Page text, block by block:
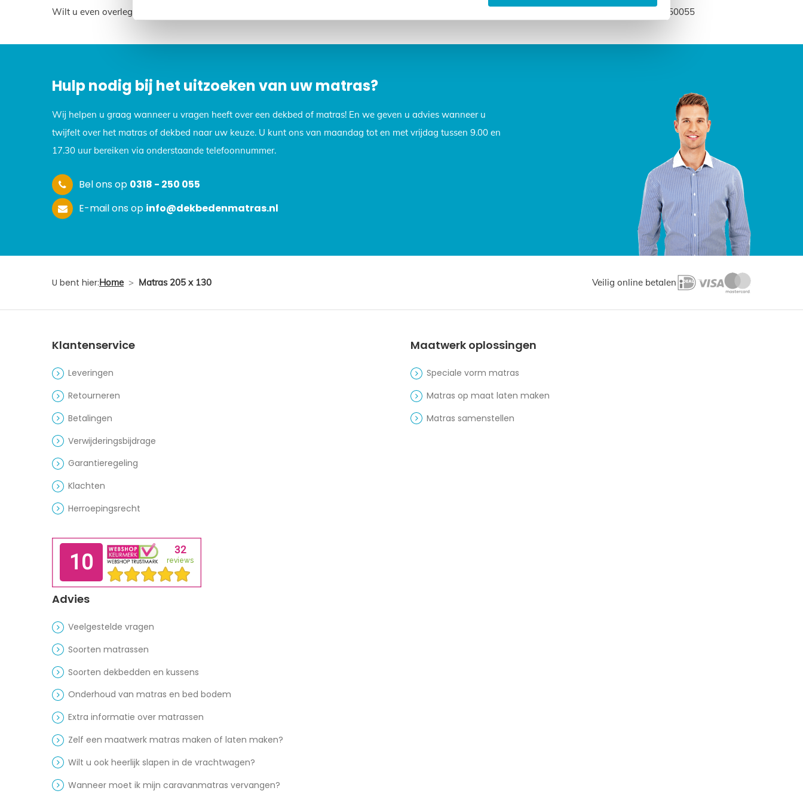
Wilt u even overleggen? Neem dan contact met ons op, we helpen u graag verder. Stuur een e-mail naar info@dekbedenmatras.nl of bel naar 0318-250055
Hulp nodig bij het uitzoeken van uw matras?
Wij helpen u graag wanneer u vragen heeft over een dekbed of matras! En we geven u advies wanneer u
twijfelt over het matras of dekbed naar uw keuze. U kunt ons van maandag tot en met vrijdag tussen 9.00 en
17.30 uur bereiken via onderstaande telefoonnummer.
Bel ons op 0318 - 250 055
E-mail ons op info@dekbedenmatras.nl
U bent hier:Home > Matras 205 x 130 Veilig online betalen
Klantenservice
Leveringen
Retourneren
Betalingen
Verwijderingsbijdrage
Garantieregeling
Klachten
Herroepingsrecht
Maatwerk oplossingen
Speciale vorm matras
Matras op maat laten maken
Matras samenstellen
Advies
Veelgestelde vragen
Soorten matrassen
Soorten dekbedden en kussens
Onderhoud van matras en bed bodem
Extra informatie over matrassen
Zelf een maatwerk matras maken of laten maken?
Wilt u ook heerlijk slapen in de vrachtwagen?
Wanneer moet ik mijn caravanmatras vervangen?